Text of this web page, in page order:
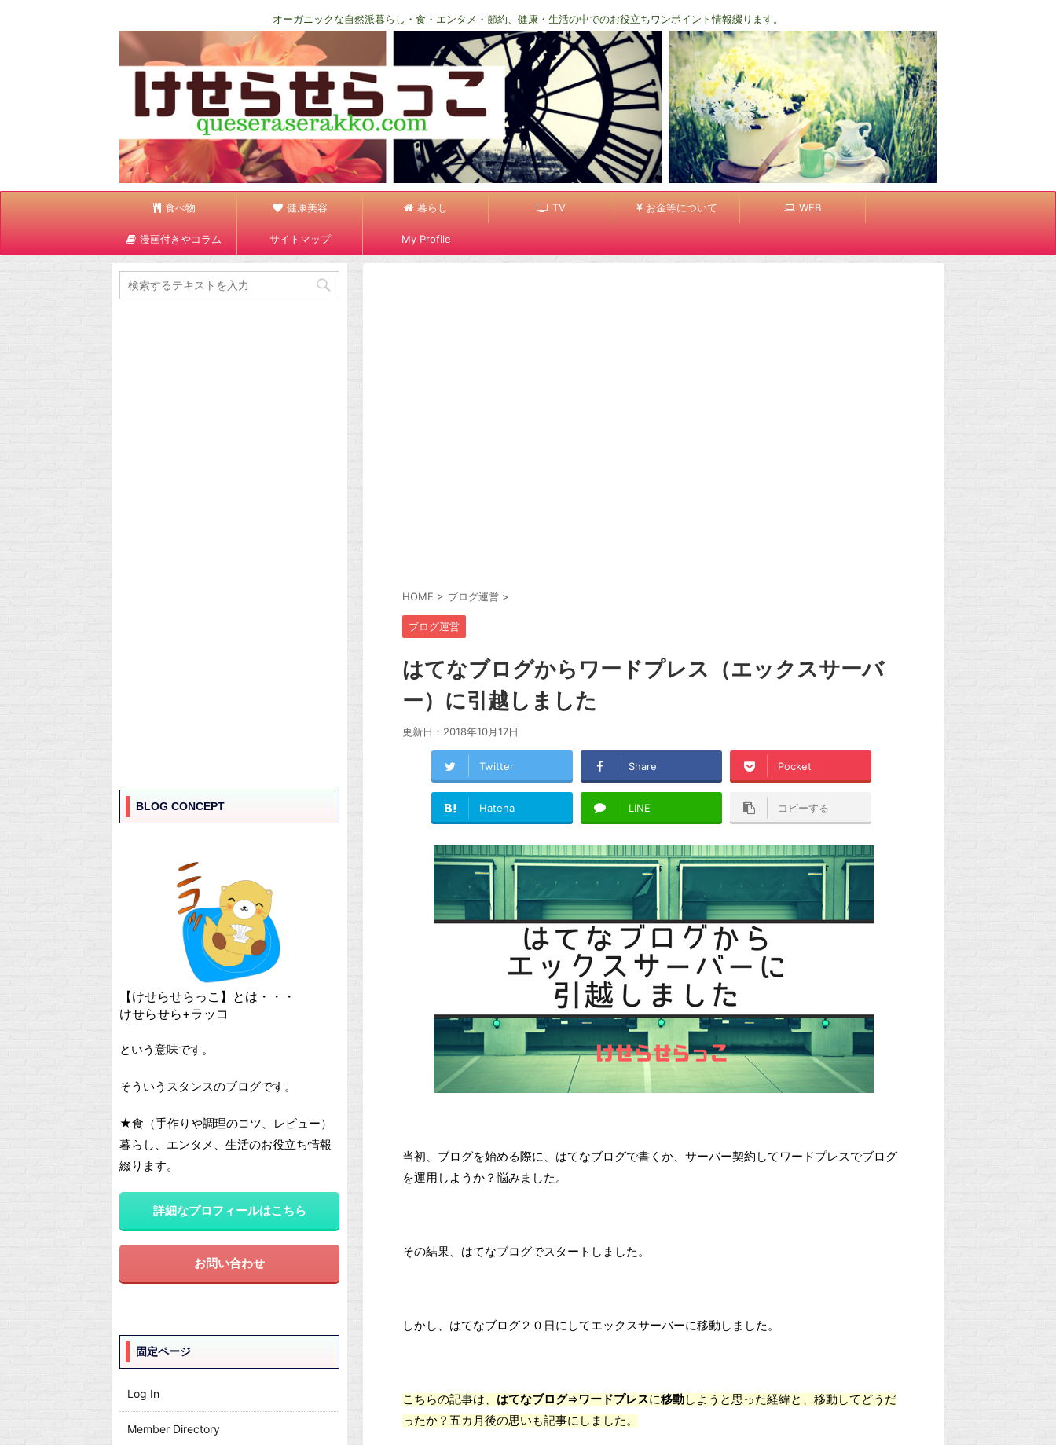
オーガニックな自然派暮らし・食・エンタメ・節約、健康・生活の中でのお役立ちワンポイント情報綴ります。
食べ物 健康美容 暮らし TV お金等について WEB
漫画付きやコラム サイトマップ My Profile
HOME > ブログ運営 >
ブログ運営
はてなブログからワードプレス（エックスサーバ
ー）に引越しました
更新日： 2018年10月17日
Twitter Share Pocket
Hatena LINE コピーする
当初、ブログを始める際に、はてなブログで書くか、サーバー契約してワードプレスでブログ
を運用しようか？悩みました。
その結果、はてなブログでスタートしました。
しかし、はてなブログ２０日にしてエックスサーバーに移動しました。
こちらの記事は、 はてなブログ⇒ワードプレスに移動しようと思った経緯と、移動してどうだ
ったか？五カ月後の思いも記事にしました。
BLOG CONCEPT
【けせらせらっこ】とは・・・
けせらせら+ラッコ
という意味です。
そういうスタンスのブログです。
★食（手作りや調理のコツ、レビュー）
暮らし、エンタメ、生活のお役立ち情報
綴ります。
詳細なプロフィールはこちら
お問い合わせ
固定ページ
Log In
Member Directory